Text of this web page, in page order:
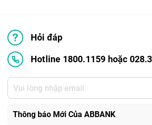
Hỏi đáp
Hotline 1800.1159 hoặc